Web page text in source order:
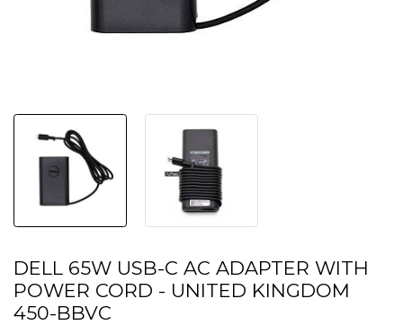
DELL 65W USB-C AC ADAPTER WITH
POWER CORD - UNITED KINGDOM
450-BBVC